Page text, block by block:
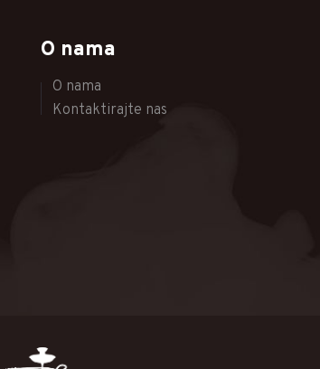
O nama
O nama
Kontaktirajte nas